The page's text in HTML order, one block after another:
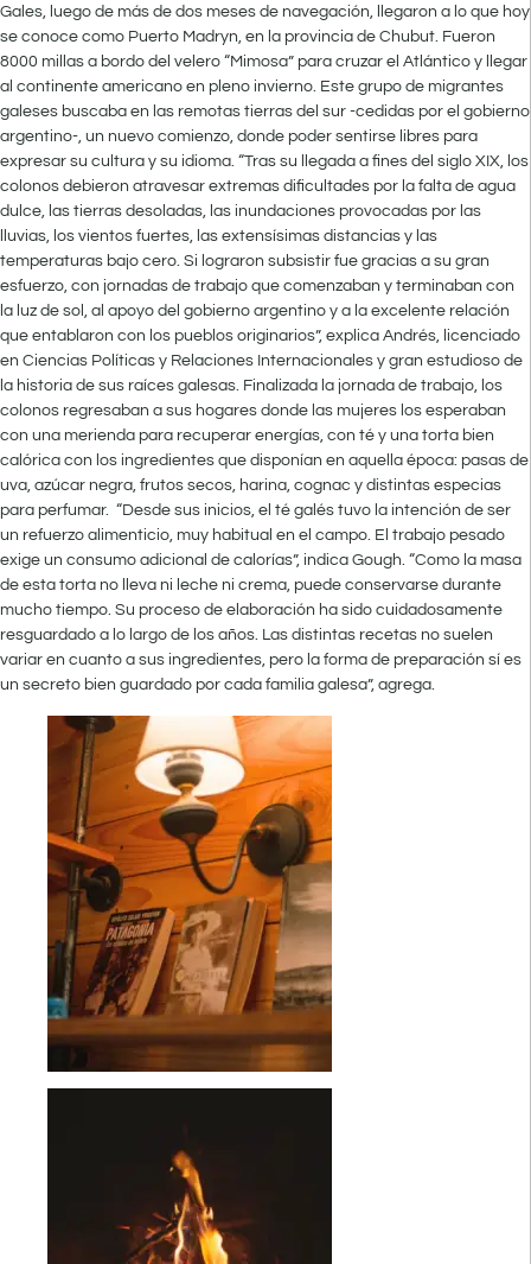
Gales, luego de más de dos meses de navegación, llegaron a lo que hoy
se conoce como Puerto Madryn, en la provincia de Chubut. Fueron
8000 millas a bordo del velero “Mimosa” para cruzar el Atlántico y llegar
al continente americano en pleno invierno. Este grupo de migrantes
galeses buscaba en las remotas tierras del sur -cedidas por el gobierno
argentino-, un nuevo comienzo, donde poder sentirse libres para
expresar su cultura y su idioma. “Tras su llegada a fines del siglo XIX, los
colonos debieron atravesar extremas dificultades por la falta de agua
dulce, las tierras desoladas, las inundaciones provocadas por las
lluvias, los vientos fuertes, las extensísimas distancias y las
temperaturas bajo cero. Si lograron subsistir fue gracias a su gran
esfuerzo, con jornadas de trabajo que comenzaban y terminaban con
la luz de sol, al apoyo del gobierno argentino y a la excelente relación
que entablaron con los pueblos originarios”, explica Andrés, licenciado
en Ciencias Políticas y Relaciones Internacionales y gran estudioso de
la historia de sus raíces galesas. Finalizada la jornada de trabajo, los
colonos regresaban a sus hogares donde las mujeres los esperaban
con una merienda para recuperar energías, con té y una torta bien
calórica con los ingredientes que disponían en aquella época: pasas de
uva, azúcar negra, frutos secos, harina, cognac y distintas especias
para perfumar. “Desde sus inicios, el té galés tuvo la intención de ser
un refuerzo alimenticio, muy habitual en el campo. El trabajo pesado
exige un consumo adicional de calorías”, indica Gough. “Como la masa
de esta torta no lleva ni leche ni crema, puede conservarse durante
mucho tiempo. Su proceso de elaboración ha sido cuidadosamente
resguardado a lo largo de los años. Las distintas recetas no suelen
variar en cuanto a sus ingredientes, pero la forma de preparación sí es
un secreto bien guardado por cada familia galesa”, agrega.